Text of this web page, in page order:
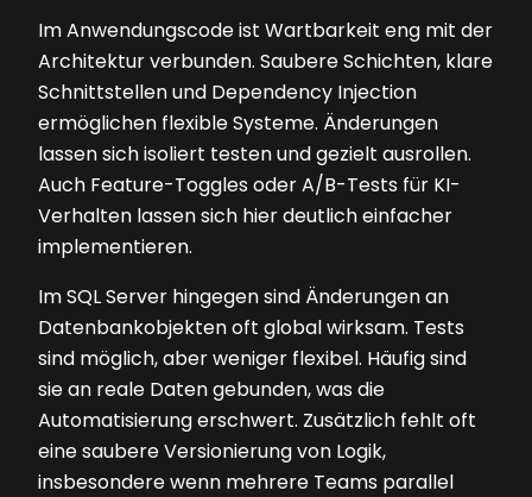
Im Anwendungscode ist Wartbarkeit eng mit der
Architektur verbunden. Saubere Schichten, klare
Schnittstellen und Dependency Injection
ermöglichen flexible Systeme. Änderungen
lassen sich isoliert testen und gezielt ausrollen.
Auch Feature-Toggles oder A/B-Tests für KI-
Verhalten lassen sich hier deutlich einfacher
implementieren.
Im SQL Server hingegen sind Änderungen an
Datenbankobjekten oft global wirksam. Tests
sind möglich, aber weniger flexibel. Häufig sind
sie an reale Daten gebunden, was die
Automatisierung erschwert. Zusätzlich fehlt oft
eine saubere Versionierung von Logik,
insbesondere wenn mehrere Teams parallel